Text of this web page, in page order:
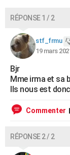
Dictionnaire
Biographies
Citations
Expressions
Proverbes
PROGRAMME TV
COPAINS D'AVANT
S'inscrire
Se connecter
Lycées
Collèges
Primaires
Universités
Entreprises
Service militaire
Avis de recherche
AVIS DE DÉCÈS
FORUM
RÉPONSE 1 / 2
stf_frmu
19 mars
Bjr
Mme irma et sa
Ils nous est
Commenter
RÉPONSE 2 / 2